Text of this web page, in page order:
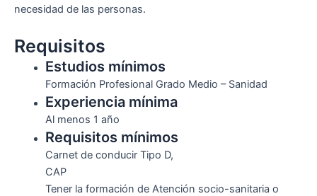
necesidad de las personas.
Requisitos
Estudios mínimos
Formación Profesional Grado Medio – Sanidad
Experiencia mínima
Al menos 1 año
Requisitos mínimos
Carnet de conducir Tipo D,
CAP
Tener la formación de Atención socio-sanitaria o